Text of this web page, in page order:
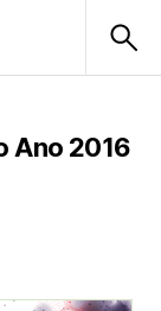
Ano 2016